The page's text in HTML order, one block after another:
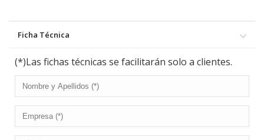
Ficha Técnica
(*)Las fichas técnicas se facilitarán solo a clientes.